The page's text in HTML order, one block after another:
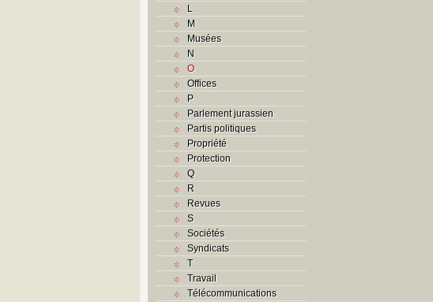
L
M
Musées
N
O
Offices
P
Parlement jurassien
Partis politiques
Propriété
Protection
Q
R
Revues
S
Sociétés
Syndicats
T
Travail
Télécommunications